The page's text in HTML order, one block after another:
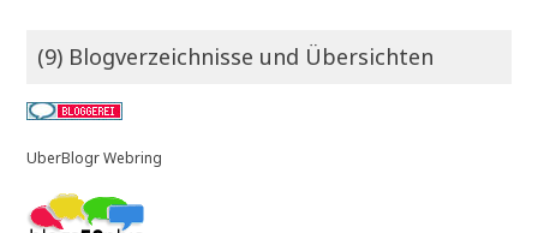
(9) Blogverzeichnisse und Übersichten
UberBlogr Webring